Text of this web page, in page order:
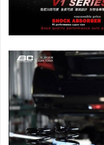
LED第三剎車燈.LED燈泡
各車系專用DRL日行燈
車身標誌MARK.車身飾條
前後保桿.前後下巴.側裙.尾翼
升降機.汽車零件.鈑金零件
內.外把手.後視鏡.LED後視鏡
大燈框.後燈框.側燈框.霧燈框